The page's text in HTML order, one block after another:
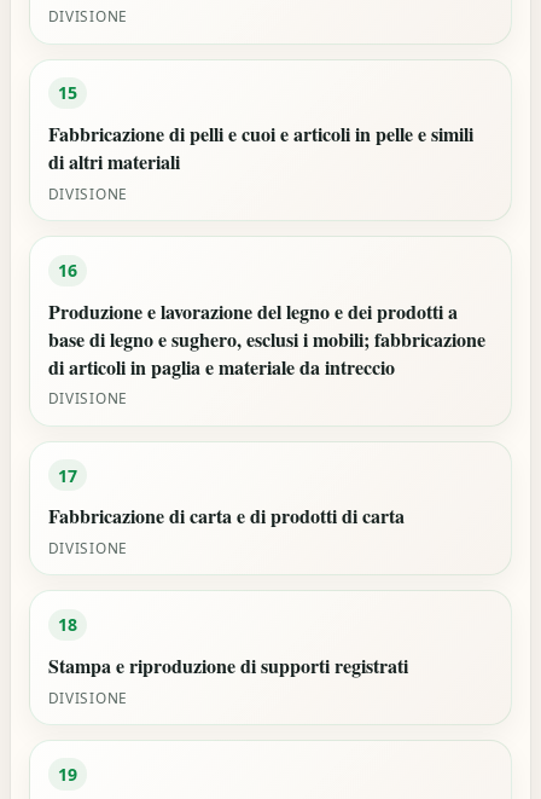
DIVISIONE
15
Fabbricazione di pelli e cuoi e articoli in pelle e simili
di altri materiali
DIVISIONE
16
Produzione e lavorazione del legno e dei prodotti a
base di legno e sughero, esclusi i mobili; fabbricazione
di articoli in paglia e materiale da intreccio
DIVISIONE
17
Fabbricazione di carta e di prodotti di carta
DIVISIONE
18
Stampa e riproduzione di supporti registrati
DIVISIONE
19